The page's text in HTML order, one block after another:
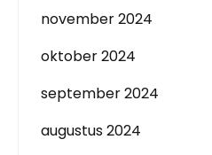
november 2024
oktober 2024
september 2024
augustus 2024